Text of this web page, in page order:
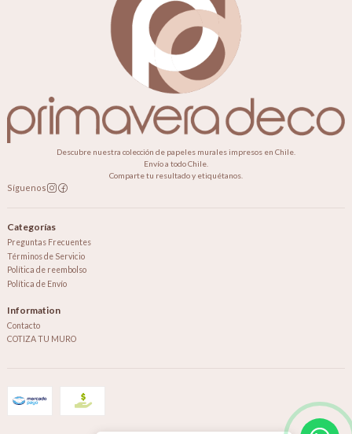
Descubre nuestra colección de papeles murales impresos en Chile.
Envío a todo Chile.
Comparte tu resultado y etiquétanos.
Síguenos
Categorías
Preguntas Frecuentes
Términos de Servicio
Política de reembolso
Política de Envío
Information
Contacto
COTIZA TU MURO